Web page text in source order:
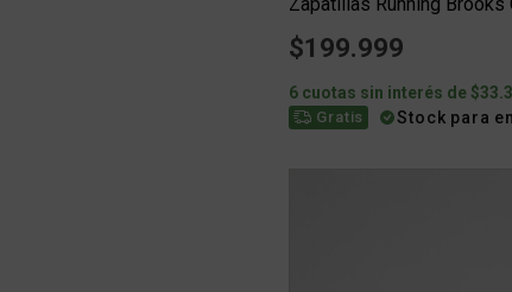
$199.999
6 cuotas sin interés de
Gratis Stock para